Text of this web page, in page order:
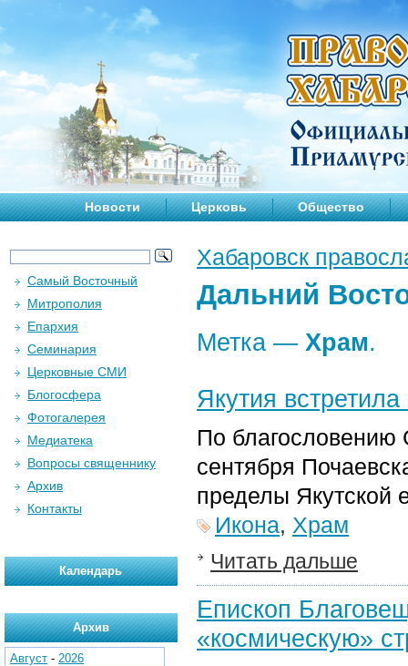
Новости Церковь Общество
Хабаровск
Дальний
Метка — Храм.
Якутия
По благословению
сентября
пределы Якутской
Икона, Храм
Читать дальше
Епископ
«космическую»
Самый Восточный
Митрополия
Епархия
Семинария
Церковные СМИ
Блогосфера
Фотогалерея
Медиатека
Вопросы священнику
Архив
Контакты
Календарь
Архив
Август - 2026